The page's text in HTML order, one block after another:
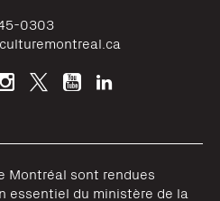
0303
Montréal sont rendues
essentiel du ministère de la